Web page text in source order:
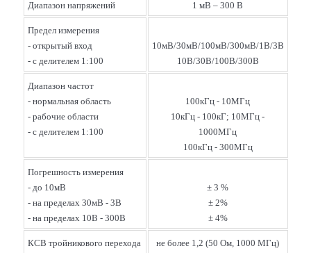
Диапазон напряжений 1 мВ – 300 В
Предел измерения
- открытый вход
- с делителем 1:100
10мВ/30мВ/100мВ/300мВ/1В/3В
10В/30В/100В/300В
Диапазон частот
- нормальная область
- рабочие области
- с делителем 1:100
100кГц - 10МГц
10кГц - 100кГ; 10МГц -
1000МГц
100кГц - 300МГц
Погрешность измерения
- до 10мВ
- на пределах 30мВ - 3В
- на пределах 10В - 300В
± 3 %
± 2%
± 4%
КСВ тройникового перехода не более 1,2 (50 Ом, 1000 МГц)